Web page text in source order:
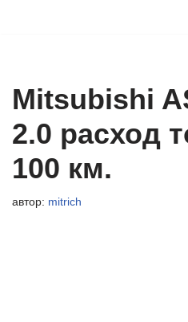
Mitsubishi
2.0 расход
100 км.
автор: mitrich